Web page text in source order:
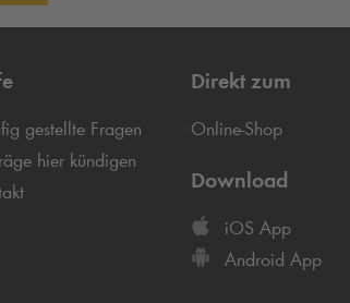
gestellte Fragen
hier kündigen
Direkt zum
Online-Shop
Download
iOS App
Android App